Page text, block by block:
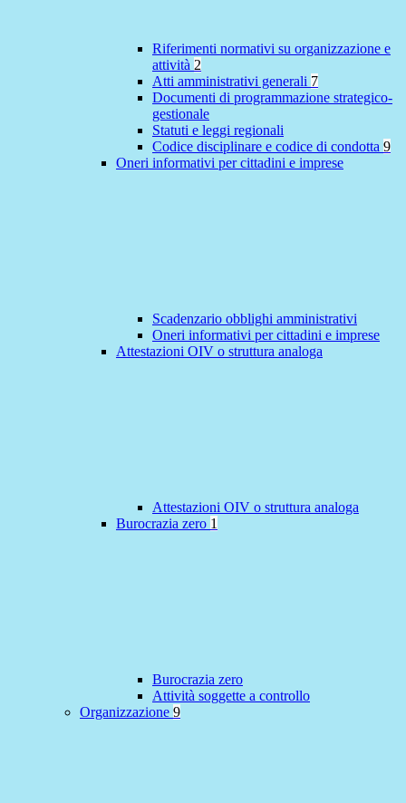
Riferimenti normativi su organizzazione e
attività 2
Atti amministrativi generali 7
Documenti di programmazione strategico-
gestionale
Statuti e leggi regionali
Codice disciplinare e codice di condotta 9
Oneri informativi per cittadini e imprese
Scadenzario obblighi amministrativi
Oneri informativi per cittadini e imprese
Attestazioni OIV o struttura analoga
Attestazioni OIV o struttura analoga
Burocrazia zero 1
Burocrazia zero
Attività soggette a controllo
Organizzazione 9